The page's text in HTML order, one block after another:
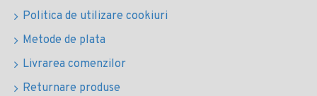
Politica de utilizare cookiuri
Metode de plata
Livrarea comenzilor
Returnare produse